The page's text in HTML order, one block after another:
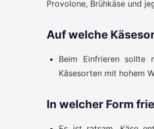
Provolone, Brühkäse und
Auf welche
Beim Einfrieren sollte
Käsesorten mit hohem
In welcher Form